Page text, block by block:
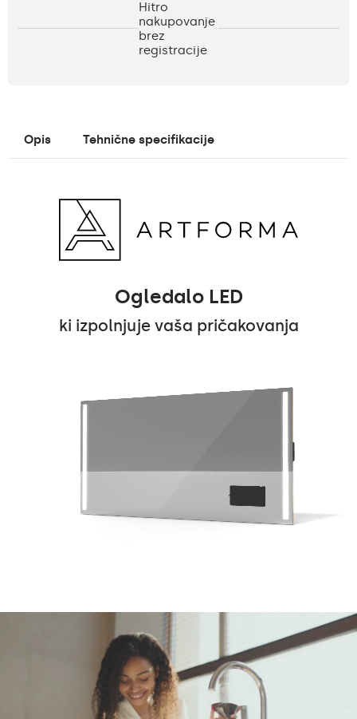
Hitro
nakupovanje
brez
registracije
Opis Tehnične specifikacije
Ogledalo LED
ki izpolnjuje vaša pričakovanja